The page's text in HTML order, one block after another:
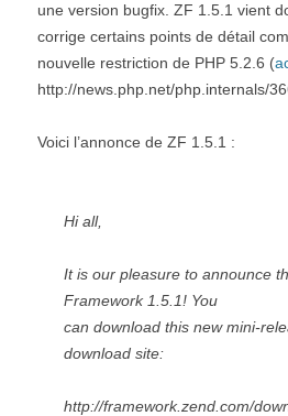
une version bugfix. ZF 1.5.1 vient
corrige certains points de détail
nouvelle restriction de PHP 5.2.6 (
http://news.php.net/php.internals/
Voici l’annonce de ZF 1.5.1 :
Hi all,
It is our pleasure to announce
Framework 1.5.1! You
can download this new mini-
download site:
http://framework.zend.com/